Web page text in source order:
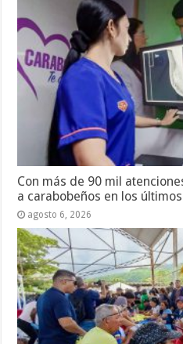
Con más de 90 mil
a carabobeños en los
agosto 6, 2026